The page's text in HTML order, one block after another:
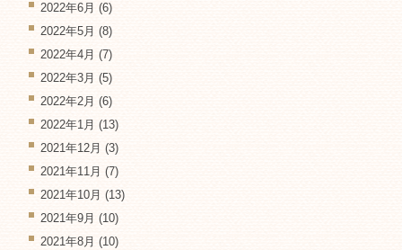
2022年6月 (6)
2022年5月 (8)
2022年4月 (7)
2022年3月 (5)
2022年2月 (6)
2022年1月 (13)
2021年12月 (3)
2021年11月 (7)
2021年10月 (13)
2021年9月 (10)
2021年8月 (10)